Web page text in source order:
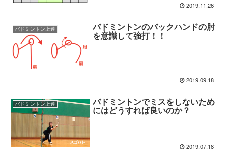
2019.11.26
バドミントン上達 バドミントンのバックハンドの肘
を意識して強打！！
2019.09.18
バドミントン上達 バドミントンでミスをしないため
にはどうすれば良いのか？
2019.07.18